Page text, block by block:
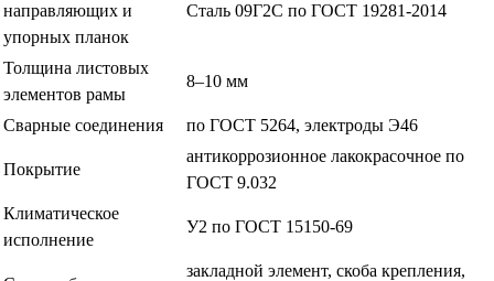
направляющих и
упорных планок
Сталь 09Г2С по ГОСТ 19281-2014
Толщина листовых
элементов рамы
8–10 мм
Сварные соединения по ГОСТ 5264, электроды Э46
Покрытие
антикоррозионное лакокрасочное по
ГОСТ 9.032
Климатическое
исполнение
У2 по ГОСТ 15150-69
закладной элемент, скоба крепления,